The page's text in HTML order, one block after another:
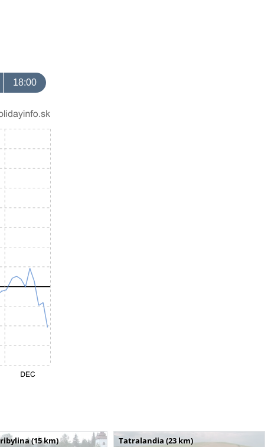
18:00
(15 km) Tatralandia (23 km)